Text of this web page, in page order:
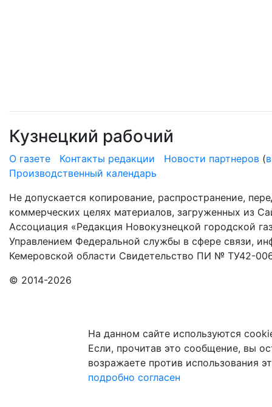
Кузнецкий рабочий
О газете Контакты редакции Новости партнеров (
Производственный календарь
Не допускается копирование, распространение,
коммерческих целях материалов, загруженных из
Ассоциация «Редакция Новокузнецкой городской
Управлением Федеральной службы в сфере связи,
Кемеровской области Свидетельство ПИ № ТУ42-
© 2014-2026
На данном сайте используются
Если, прочитав это сообщение, вы
возражаете против использования
подробно согласен